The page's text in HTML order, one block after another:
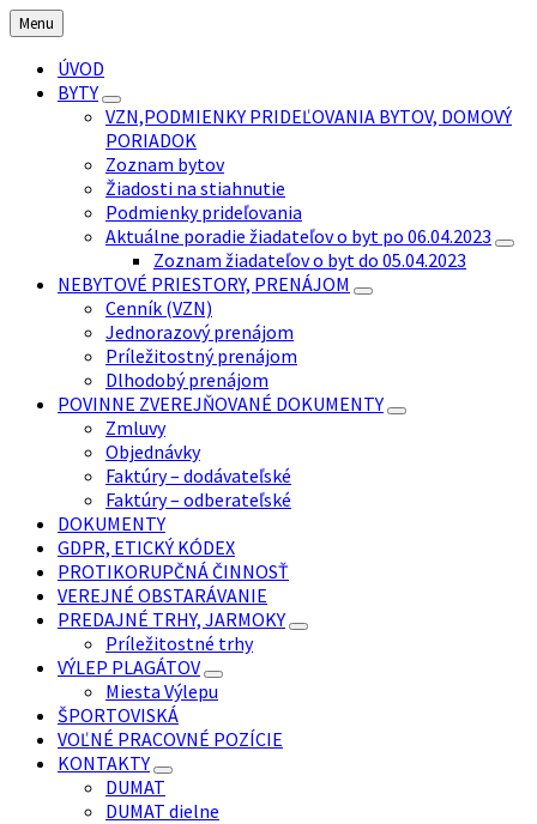
Preskočiť
na
obsah
Preskočiť
na
ľavý
panel
Preskočiť
na
pravý
panel
Preskočiť
na
pätičku
Menu
ÚVOD
BYTY
VZN,PODMIENKY PRIDEĽOVANIA BYTOV, DOMOVÝ
PORIADOK
Zoznam bytov
Žiadosti na stiahnutie
Podmienky prideľovania
Aktuálne poradie žiadateľov o byt po 06.04.2023
Zoznam žiadateľov o byt do 05.04.2023
NEBYTOVÉ PRIESTORY, PRENÁJOM
Cenník (VZN)
Jednorazový prenájom
Príležitostný prenájom
Dlhodobý prenájom
POVINNE ZVEREJŇOVANÉ DOKUMENTY
Zmluvy
Objednávky
Faktúry – dodávateľské
Faktúry – odberateľské
DOKUMENTY
GDPR, ETICKÝ KÓDEX
PROTIKORUPČNÁ ČINNOSŤ
VEREJNÉ OBSTARÁVANIE
PREDAJNÉ TRHY, JARMOKY
Príležitostné trhy
VÝLEP PLAGÁTOV
Miesta Výlepu
ŠPORTOVISKÁ
VOĽNÉ PRACOVNÉ POZÍCIE
KONTAKTY
DUMAT
DUMAT dielne